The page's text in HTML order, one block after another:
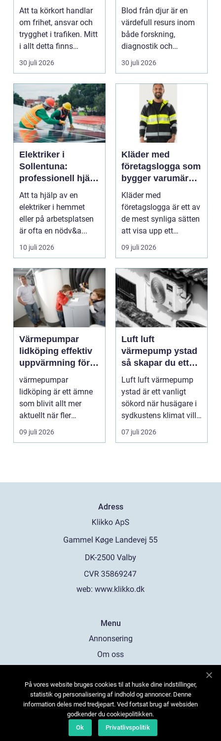
Att ta körkort handlar
om frihet, ansvar och
trygghet i trafiken. Mitt
i allt detta finns
riskutbild...
30 juli 2026
funktion, kvalitet
och användning
Blod från djur är en
värdefull resurs inom
både forskning,
diagnostik och
veterinärmedicin. När
blod...
30 juli 2026
Elektriker i
Sollentuna:
professionell hjälp
när du behöver det
Att ta hjälp av en
elektriker i hemmet
eller på arbetsplatsen
är ofta en nödv&a...
10 juli 2026
Kläder med
företagslogga som
bygger varumärke
i vardagen
Kläder med
företagslogga är ett av
de mest synliga sätten
att visa upp ett
varum...
09 juli 2026
Värmepumpar
lidköping effektiv
uppvärmning för
hus och
fastigheter
värmepumpar
lidköping är ett ämne
som blivit allt mer
aktuellt när fler
fastighetsägare vill
kombine...
09 juli 2026
Luft luft
värmepump ystad
så skapar du ett
behagligt
inomhusklimat
Året om
Luft luft värmepump
ystad är ett vanligt
sökord när husägare i
sydkustens klimat vill
hitta ett smar...
07 juli 2026
Adress
web: www.klikko.dk
Menu
Annonsering
Om oss
Kontakta oss
Sitemap
På vores website bruges cookies til at huske dine indstillinger,
statistik og personalisering af indhold og annoncer. Denne
information deles med tredjepart. Ved fortsat brug af websiden
godkender du cookiepolitikken.
Ok
Privatlivspolitik